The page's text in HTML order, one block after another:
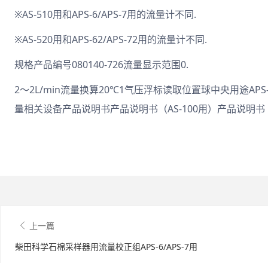
※AS-510用和APS-6/APS-7用的流量计不同.
※AS-520用和APS-62/APS-72用的流量计不同.
规格产品编号080140-726流量显示范围0.
2～2L/min流量换算20℃1气压浮标读取位置球中央用途
量相关设备产品说明书产品说明书（AS-100用）产品说明
上一篇
柴田科学石棉采样器用流量校正组APS-6/APS-7用